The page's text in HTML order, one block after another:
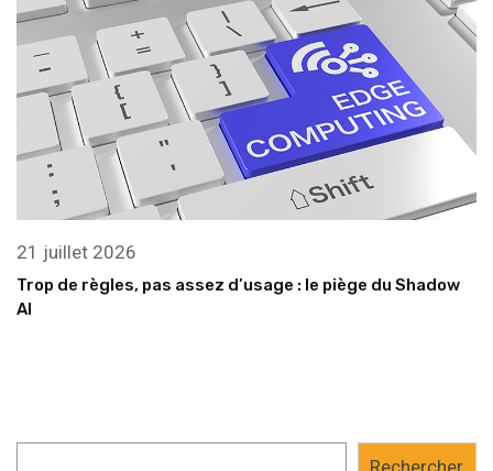
21 juillet 2026
Trop de règles, pas assez d’usage : le piège du Shadow
AI
Rechercher